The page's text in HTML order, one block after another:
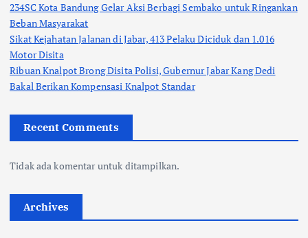
234SC Kota Bandung Gelar Aksi Berbagi Sembako untuk Ringankan
Beban Masyarakat
Sikat Kejahatan Jalanan di Jabar, 413 Pelaku Diciduk dan 1.016
Motor Disita
Ribuan Knalpot Brong Disita Polisi, Gubernur Jabar Kang Dedi
Bakal Berikan Kompensasi Knalpot Standar
Recent Comments
Tidak ada komentar untuk ditampilkan.
Archives